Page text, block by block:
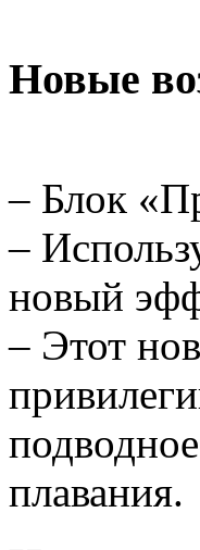
Новые
– Блок
–
новый
– Этот
плавания.